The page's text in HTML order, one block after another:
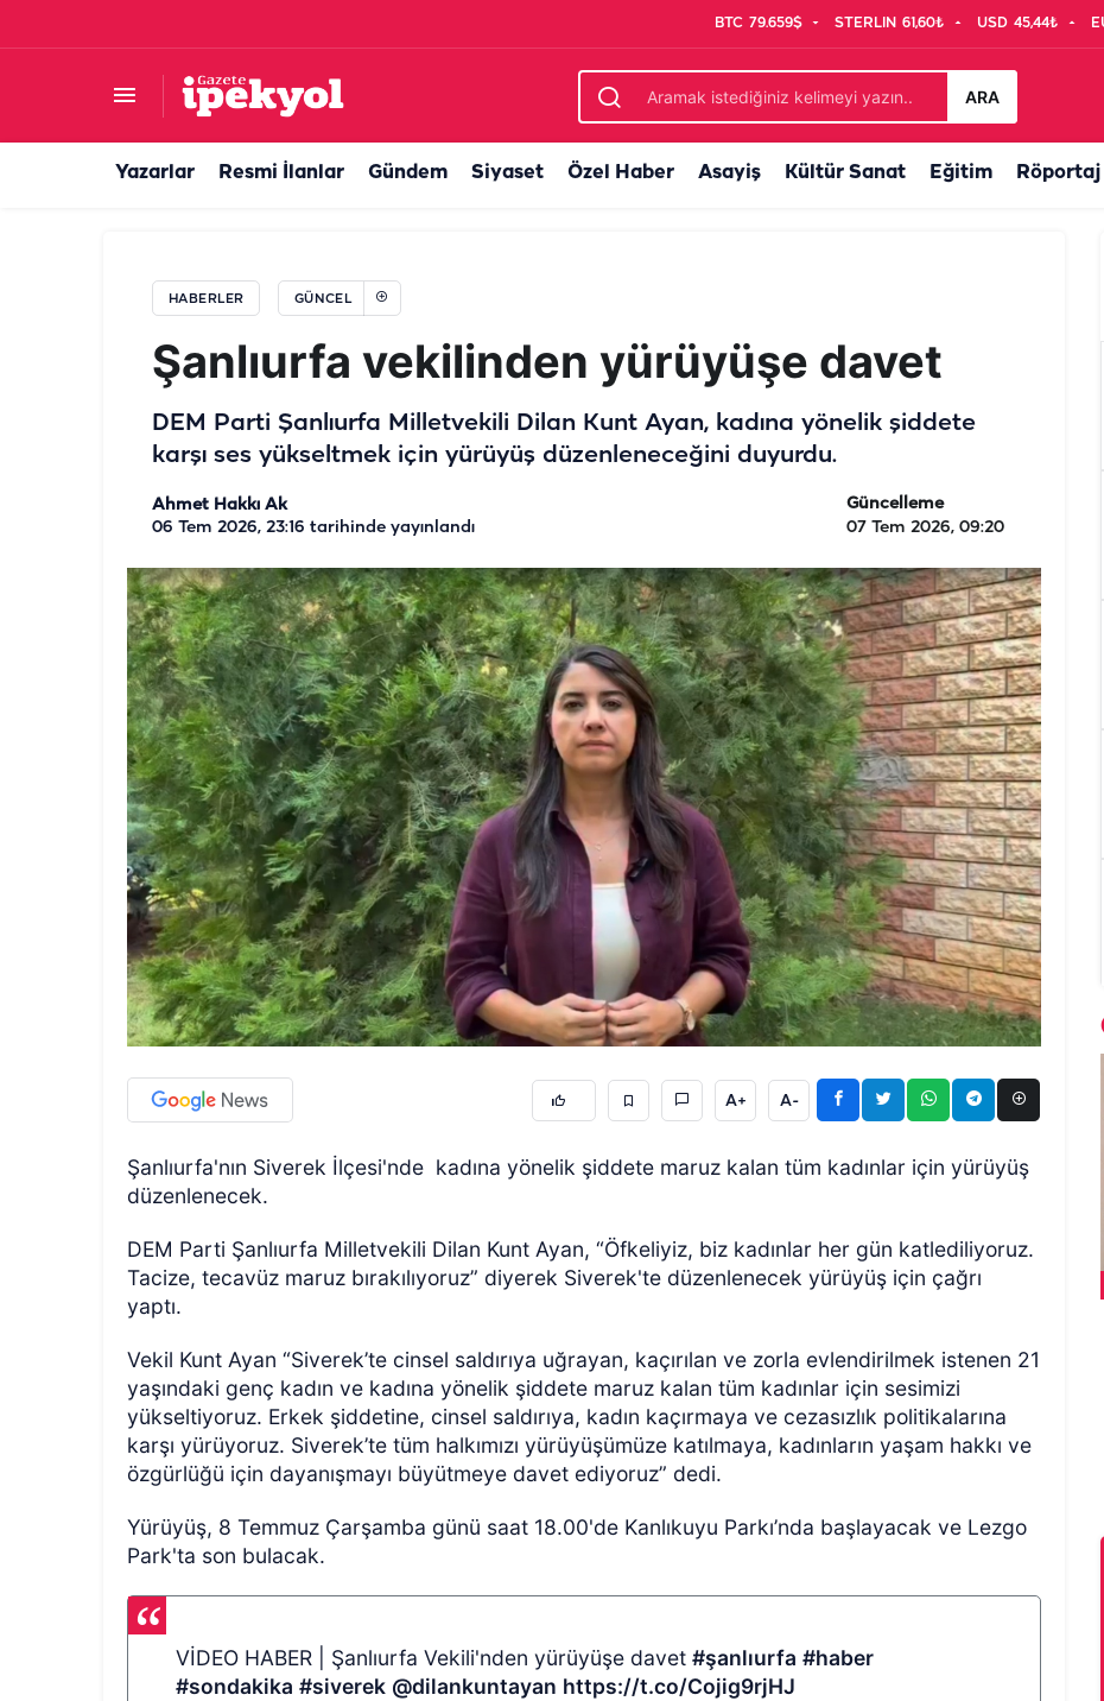
BTC 79.659$ STERLIN 61,60₺ USD 45,44₺
ARA
Yazarlar Resmi İlanlar Gündem Siyaset Özel Haber Asayiş Kültür Sanat Eğitim Röportaj
HABERLER GÜNCEL
Şanlıurfa vekilinden yürüyüşe davet
DEM Parti Şanlıurfa Milletvekili Dilan Kunt Ayan, kadına yönelik şiddete
karşı ses yükseltmek için yürüyüş düzenleneceğini duyurdu.
Ahmet Hakkı Ak
06 Tem 2026, 23:16 tarihinde yayınlandı
Güncelleme
07 Tem 2026, 09:20
A+ A-
Şanlıurfa'nın Siverek İlçesi'nde kadına yönelik şiddete maruz kalan tüm kadınlar için yürüyüş
düzenlenecek.
DEM Parti Şanlıurfa Milletvekili Dilan Kunt Ayan, “Öfkeliyiz, biz kadınlar her gün katlediliyoruz.
Tacize, tecavüz maruz bırakılıyoruz” diyerek Siverek'te düzenlenecek yürüyüş için çağrı
yaptı.
Vekil Kunt Ayan “Siverek’te cinsel saldırıya uğrayan, kaçırılan ve zorla evlendirilmek istenen 21
yaşındaki genç kadın ve kadına yönelik şiddete maruz kalan tüm kadınlar için sesimizi
yükseltiyoruz. Erkek şiddetine, cinsel saldırıya, kadın kaçırmaya ve cezasızlık politikalarına
karşı yürüyoruz. Siverek’te tüm halkımızı yürüyüşümüze katılmaya, kadınların yaşam hakkı ve
özgürlüğü için dayanışmayı büyütmeye davet ediyoruz” dedi.
Yürüyüş, 8 Temmuz Çarşamba günü saat 18.00'de Kanlıkuyu Parkı’nda başlayacak ve Lezgo
Park'ta son bulacak.
VİDEO HABER | Şanlıurfa Vekili'nden yürüyüşe davet#şanlıurfa #haber
#sondakika #siverek @dilankuntayan https://t.co/Cojig9rjHJ
ÖZEL HABER